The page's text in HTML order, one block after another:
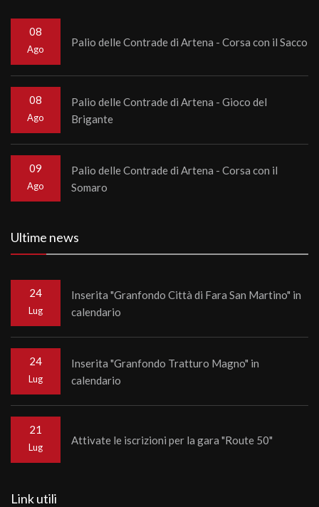
08
Ago
Palio delle Contrade di Artena - Corsa con il Sacco
08
Ago
Palio delle Contrade di Artena - Gioco del
Brigante
09
Ago
Palio delle Contrade di Artena - Corsa con il
Somaro
Ultime news
24
Lug
Inserita "Granfondo Città di Fara San Martino" in
calendario
24
Lug
Inserita "Granfondo Tratturo Magno" in
calendario
21
Lug
Attivate le iscrizioni per la gara "Route 50"
Link utili